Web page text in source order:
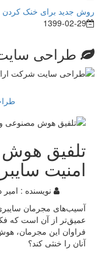
روش جدید برای خنک کردن
1399-02-29
طراحی
تلفیق
امنیت
نویسنده : امیر
آسیب‌های مجرمان سایبری
عمیق‌تر از آن است که
فراوان این مجرمان،
آنان را خنثی کند؟